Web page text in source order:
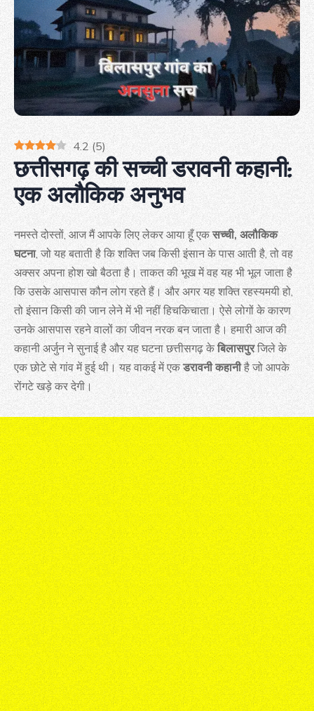
4.2 (5)
छत्तीसगढ़ की सच्ची डरावनी कहानी:
एक अलौकिक अनुभव
नमस्ते दोस्तों, आज मैं आपके लिए लेकर आया हूँ एकसच्ची, अलौकिक
घटना, जो यह बताती है कि शक्ति जब किसी इंसान के पास आती है, तो वह
अक्सर अपना होश खो बैठता है। ताकत की भूख में वह यह भी भूल जाता है
कि उसके आसपास कौन लोग रहते हैं। और अगर यह शक्ति रहस्यमयी हो,
तो इंसान किसी की जान लेने में भी नहीं हिचकिचाता। ऐसे लोगों के कारण
उनके आसपास रहने वालों का जीवन नरक बन जाता है। हमारी आज की
कहानी अर्जुन ने सुनाई है और यह घटना छत्तीसगढ़ केबिलासपुरजिले के
एक छोटे से गांव में हुई थी। यह वाकई में एकडरावनी कहानीहै जो आपके
रोंगटे खड़े कर देगी।